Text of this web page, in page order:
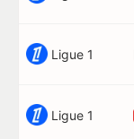
Ligue 1
Ligue 1